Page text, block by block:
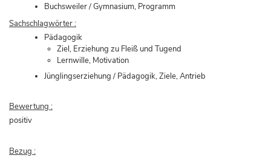
Buchsweiler / Gymnasium, Programm
Sachschlagwörter :
Pädagogik
Ziel, Erziehung zu Fleiß und Tugend
Lernwille, Motivation
Jünglingserziehung / Pädagogik, Ziele, Antrieb
Bewertung :
positiv
Bezug :